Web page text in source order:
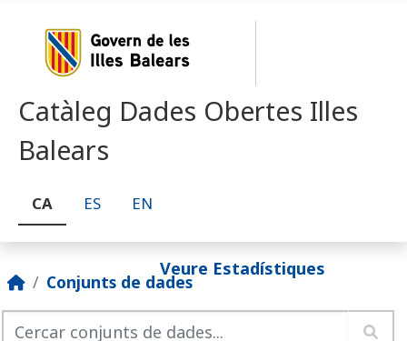
Catàleg Dades Obertes Illes
Balears
CA ES EN
Veure Estadístiques
Conjunts de dades